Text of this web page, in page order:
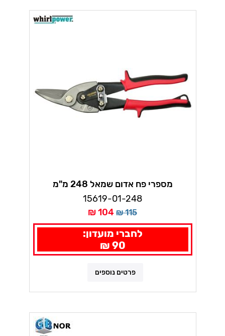
מספרי פח אדום שמאל 248 מ"מ
ווירלפאוור
15619-01-248
115 ₪
104 ₪
לחברי מועדון:
90 ₪
פרטים נוספים